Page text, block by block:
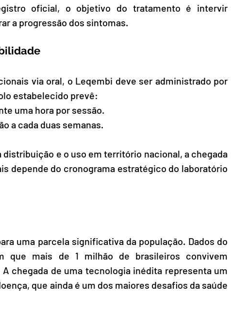
oficial, o objetivo do tratamento é intervir
a progressão dos sintomas.
via oral, o Leqembi deve ser administrado por
estabelecido prevê:
uma hora por sessão.
a cada duas semanas.
e o uso em território nacional, a chegada
depende do cronograma estratégico do laboratório
uma parcela significativa da população. Dados do
que mais de 1 milhão de brasileiros convivem
chegada de uma tecnologia inédita representa um
que ainda é um dos maiores desafios da saúde